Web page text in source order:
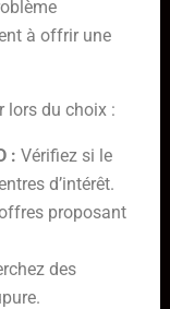
à offrir une
lors du choix :
: Vérifiez si le
d’intérêt.
proposant
des